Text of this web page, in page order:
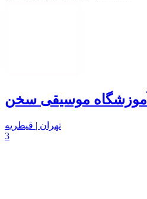
آموزشگاه موسیقی سخن
تهران | قیطریه
3